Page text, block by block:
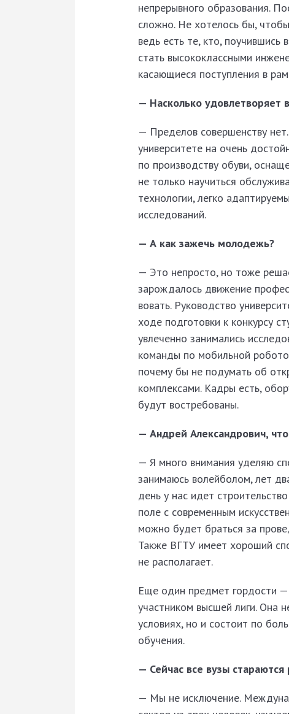
непрерывного образования.
сложно. Не хотелось бы,
ведь есть те, кто,
стать высококлассными
касающиеся поступления в
— Насколько удовлетворяет
— Пределов совершенству
университете на очень
по производству обуви,
не только научиться
технологии, легко
исследований.
— А как зажечь молодежь?
— Это непросто, но тоже
зарождалось движение
вовать. Руководство
ходе подготовки к конкурсу
увлеченно занимались
команды по мобильной
почему бы не подумать об
комплексами. Кадры есть,
будут востребованы.
— Андрей Александрович,
— Я много внимания уделяю
занимаюсь волейболом, лет
день у нас идет
поле с современным
можно будет браться за
Также ВГТУ имеет хороший
не располагает.
Еще один предмет гордости
участником высшей лиги. Она
условиях, но и состоит по
обучения.
— Сейчас все вузы
— Мы не исключение.